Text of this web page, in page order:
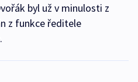
byl už v minulosti z
z funkce ředitele